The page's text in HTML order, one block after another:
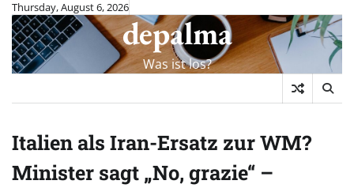
Skip
content
Thursday, August 6, 2026
depalma
Was ist los?
Italien als Iran-Ersatz zur WM?
Minister sagt „No, grazie“ –